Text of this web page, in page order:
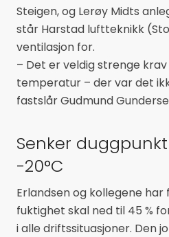
Steigen, og Lerøy Midts
står Harstad luftteknikk
ventilasjon for.
– Det er veldig strenge
temperatur – der var det
fastslår Gudmund
Senker
-20°C
Erlandsen og kollegene
fuktighet skal ned til 45 %
i alle driftssituasjoner. Den